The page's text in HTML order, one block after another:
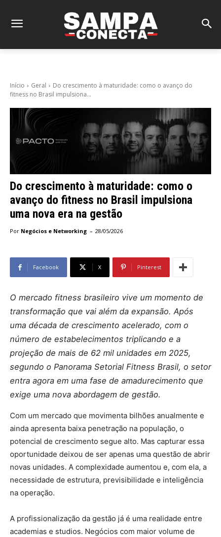
Início Geral
Do crescimento à maturidade: como o avanço do
fitness no Brasil impulsiona...
Do crescimento à maturidade: como o
avanço do fitness no Brasil impulsiona
uma nova era na gestão
Por Negócios e Networking - 28/05/2026
Facebook X Pinterest
O mercado fitness brasileiro vive um momento de
transformação que vai além da expansão. Após
uma década de crescimento acelerado, com o
número de estabelecimentos triplicando e a
projeção de mais de 62 mil unidades em 2025,
segundo o Panorama Setorial Fitness Brasil, o setor
entra agora em uma fase de amadurecimento que
exige uma nova abordagem de gestão.
Com um mercado que movimenta bilhões anualmente e
ainda apresenta baixa penetração na população, o
potencial de crescimento segue alto. Mas capturar essa
oportunidade deixou de ser apenas uma questão de abrir
novas unidades. A complexidade aumentou e, com ela, a
necessidade de estrutura, previsibilidade e inteligência
na operação.
A profissionalização da gestão já é uma realidade entre
academias e studios. Negócios com maior volume de